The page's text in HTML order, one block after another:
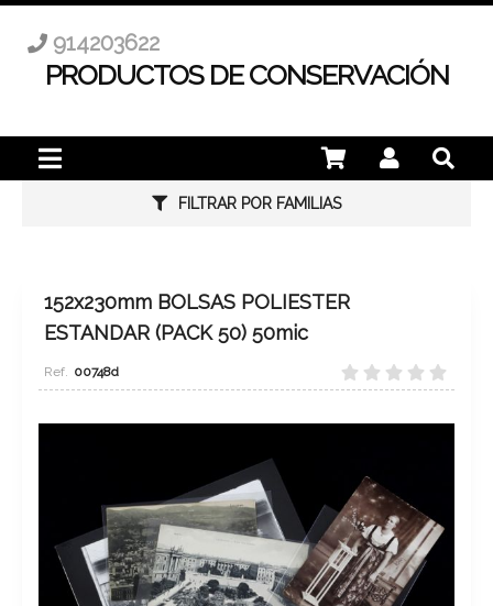
PRODUCTOS DE CONSERVACIÓN
914203622
FILTRAR POR FAMILIAS
152x230mm BOLSAS POLIESTER
ESTANDAR (PACK 50) 50mic
00748d